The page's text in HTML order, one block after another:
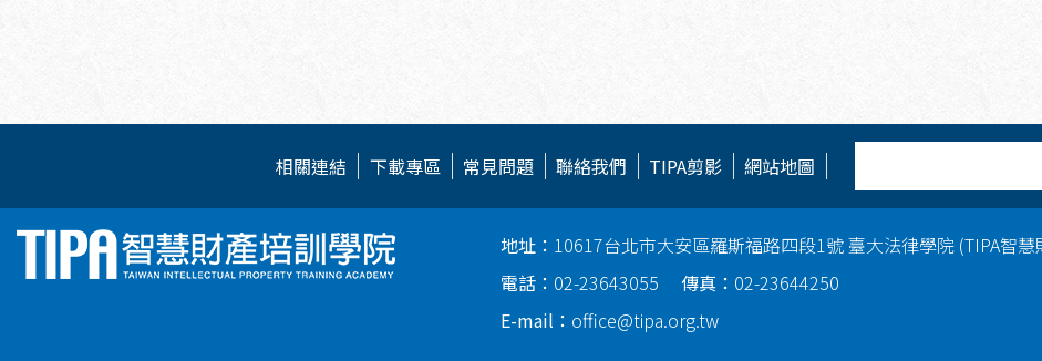
相關連結 下載專區 常見問題 聯絡我們 TIPA剪影 網站地圖
地址： 10617台北市大安區羅斯福路四段1號 臺大法律學院 (TIPA智
電話： 02-23643055 傳真： 02-23644250
E-mail： office@tipa.org.tw